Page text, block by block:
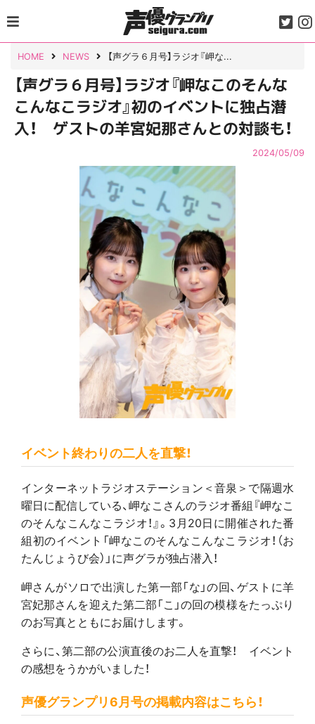
to
content
HOME NEWS 【声グラ６月号】ラジオ『岬な...
【声グラ６月号】ラジオ『岬なこのそんな
こんなこラジオ』初のイベントに独占潜
入！ ゲストの羊宮妃那さんとの対談も！
2024/05/09
イベント終わりの二人を直撃！
インターネットラジオステーション＜音泉＞で隔週水
曜日に配信している、岬なこさんのラジオ番組『岬なこ
のそんなこんなこラジオ！』。3月20日に開催された番
組初のイベント「岬なこのそんなこんなこラジオ！（お
たんじょうび会）」に声グラが独占潜入！
岬さんがソロで出演した第一部「な」の回、ゲストに羊
宮妃那さんを迎えた第二部「こ」の回の模様をたっぷり
のお写真とともにお届けします。
さらに、第二部の公演直後のお二人を直撃！ イベント
の感想をうかがいました！
声優グランプリ6月号の掲載内容はこちら！